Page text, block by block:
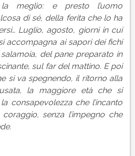
la meglio: e presto l’uomo
di sé, della ferita che lo ha
Luglio, agosto, giorni in cui
accompagna ai sapori dei fichi
del pane preparato in
sul far del mattino. E poi
si va spegnendo, il ritorno alla
la maggiore età che si
consapevolezza che l’incanto
senza l’impegno che